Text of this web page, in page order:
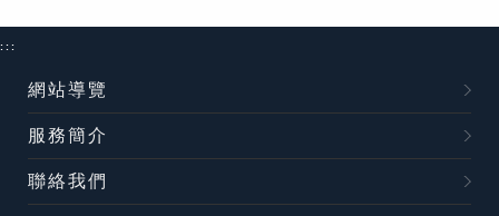
:::
網站導覽
服務簡介
聯絡我們